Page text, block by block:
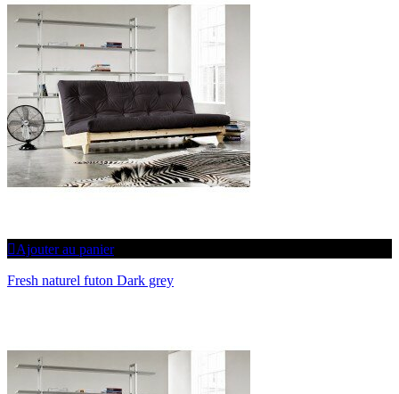
Ajouter au panier
Fresh naturel futon Dark grey